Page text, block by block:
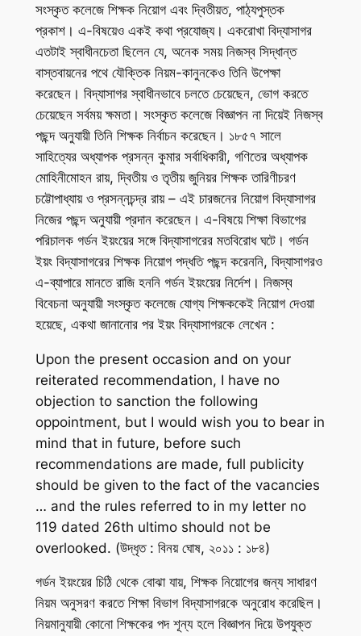
সংস্কৃত কলেজে শিক্ষক নিয়োগ এবং দ্বিতীয়ত, পাঠ্যপুস্তক
প্রকাশ। এ-বিষয়েও একই কথা প্রযোজ্য। একরোখা বিদ্যাসাগর
এতটাই স্বাধীনচেতা ছিলেন যে, অনেক সময় নিজস্ব সিদ্ধান্ত
বাস্তবায়নের পথে যৌক্তিক নিয়ম-কানুনকেও তিনি উপেক্ষা
করেছেন। বিদ্যাসাগর স্বাধীনভাবে চলতে চেয়েছেন, ভোগ করতে
চেয়েছেন সর্বময় ক্ষমতা। সংস্কৃত কলেজে বিজ্ঞাপন না দিয়েই নিজস্ব
পছন্দ অনুযায়ী তিনি শিক্ষক নির্বাচন করেছেন। ১৮৫৭ সালে
সাহিত্যের অধ্যাপক প্রসন্ন কুমার সর্বাধিকারী, গণিতের অধ্যাপক
মোহিনীমোহন রায়, দ্বিতীয় ও তৃতীয় জুনিয়র শিক্ষক তারিণীচরণ
চট্টোপাধ্যায় ও প্রসন্নচন্দ্র রায় – এই চারজনের নিয়োগ বিদ্যাসাগর
নিজের পছন্দ অনুযায়ী প্রদান করেছেন। এ-বিষয়ে শিক্ষা বিভাগের
পরিচালক গর্ডন ইয়ংয়ের সঙ্গে বিদ্যাসাগরের মতবিরোধ ঘটে। গর্ডন
ইয়ং বিদ্যাসাগরের শিক্ষক নিয়োগ পদ্ধতি পছন্দ করেননি, বিদ্যাসাগরও
এ-ব্যাপারে মানতে রাজি হননি গর্ডন ইয়ংয়ের নির্দেশ। নিজস্ব
বিবেচনা অনুযায়ী সংস্কৃত কলেজে যোগ্য শিক্ষককেই নিয়োগ দেওয়া
হয়েছে, একথা জানানোর পর ইয়ং বিদ্যাসাগরকে লেখেন :
Upon the present occasion and on your
reiterated recommendation, I have no
objection to sanction the following
oppointment, but I would wish you to bear in
mind that in future, before such
recommendations are made, full publicity
should be given to the fact of the vacancies
… and the rules referred to in my letter no
119 dated 26th ultimo should not be
overlooked. (উদ্ধৃত : বিনয় ঘোষ, ২০১১ : ১৮৪)
গর্ডন ইয়ংয়ের চিঠি থেকে বোঝা যায়, শিক্ষক নিয়োগের জন্য সাধারণ
নিয়ম অনুসরণ করতে শিক্ষা বিভাগ বিদ্যাসাগরকে অনুরোধ করেছিল।
নিয়মানুযায়ী কোনো শিক্ষকের পদ শূন্য হলে বিজ্ঞাপন দিয়ে উপযুক্ত